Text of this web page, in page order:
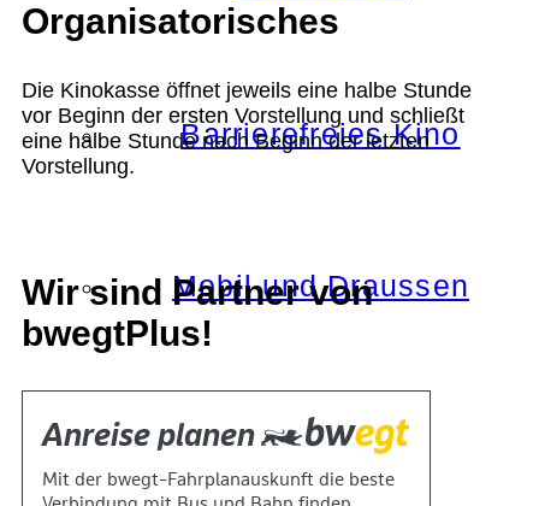
Barrierefreies Kino
Mobil und Draussen
KOKI+
Organisatorisches
Die Kinokasse öffnet jeweils eine halbe Stunde
vor Beginn der ersten Vorstellung und schließt
eine halbe Stunde nach Beginn der letzten
Vorstellung.
Wir sind Partner von
bwegtPlus!